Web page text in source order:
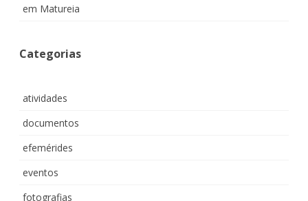
em Matureia
Categorias
atividades
documentos
efemérides
eventos
fotografias